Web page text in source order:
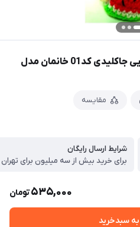
عروسک بافتنی مدل دختریلدایی جاکلیدی کد01 خانمان مدل
مقایسه
شرایط ارسال رایگان
برای خرید بیش از سه میلیون برای تهران
535,000تومان
سبدخرید